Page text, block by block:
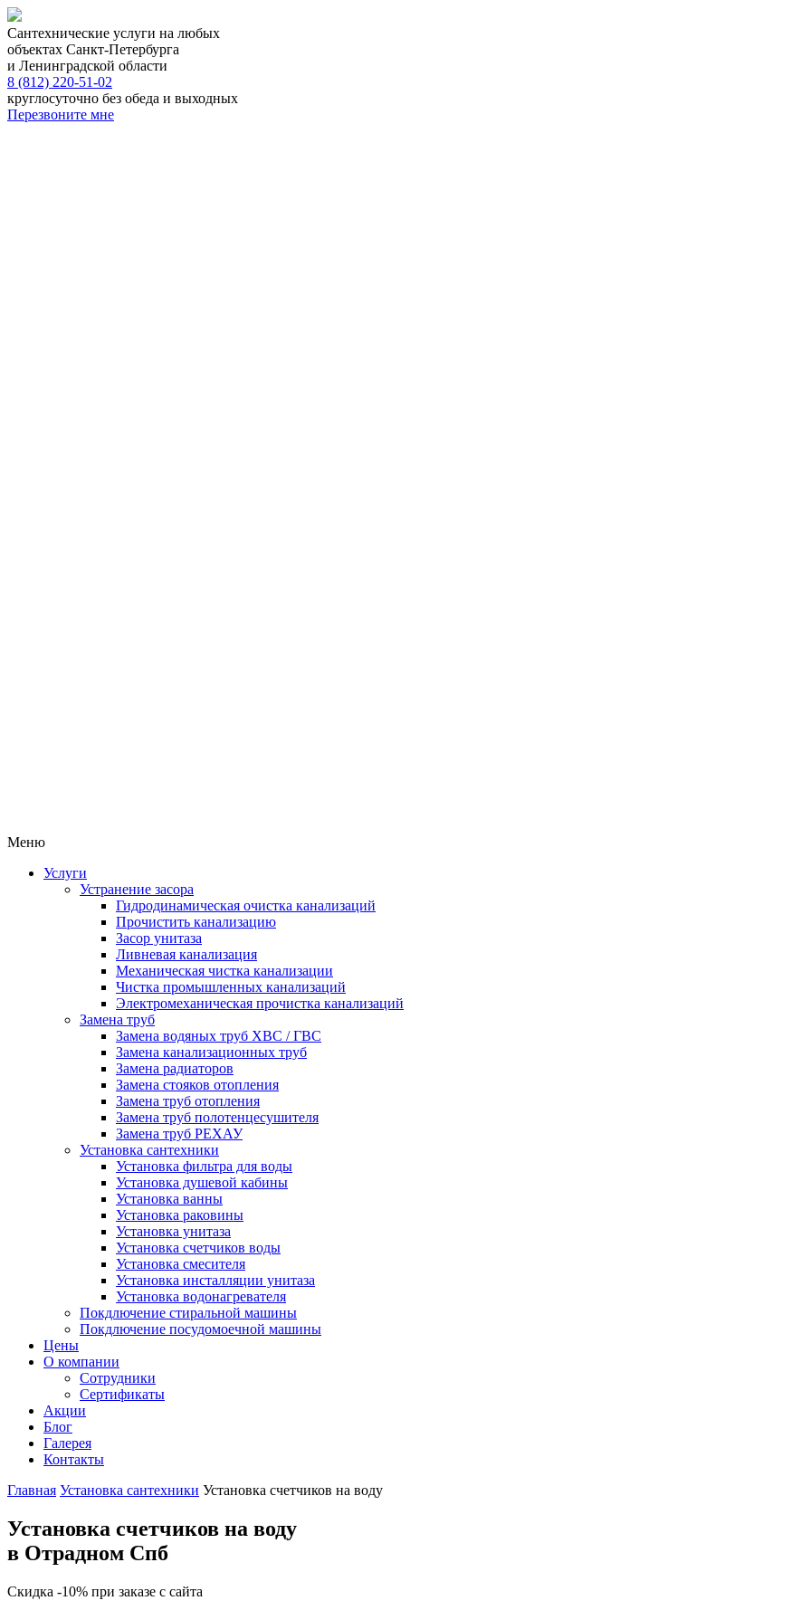
Сантехнические услуги на любых
объектах Санкт-Петербурга
и Ленинградской области
8 (812) 220-51-02
круглосуточно без обеда и выходных
Перезвоните мне
Меню
Услуги
Устранение засора
Гидродинамическая очистка канализаций
Прочистить канализацию
Засор унитаза
Ливневая канализация
Механическая чистка канализации
Чистка промышленных канализаций
Электромеханическая прочистка канализаций
Замена труб
Замена водяных труб ХВС / ГВС
Замена канализационных труб
Замена радиаторов
Замена стояков отопления
Замена труб отопления
Замена труб полотенцесушителя
Замена труб РЕХАУ
Установка сантехники
Установка фильтра для воды
Установка душевой кабины
Установка ванны
Установка раковины
Установка унитаза
Установка счетчиков воды
Установка смесителя
Установка инсталляции унитаза
Установка водонагревателя
Покдлючение стиральной машины
Покдлючение посудомоечной машины
Цены
О компании
Сотрудники
Сертификаты
Акции
Блог
Галерея
Контакты
Главная Установка сантехники Установка счетчиков на воду
Установка счетчиков на воду
в Отрадном Спб
Скидка -10% при заказе с сайта